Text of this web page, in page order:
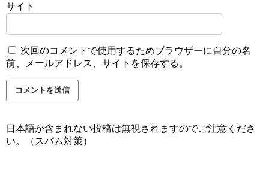
サイト
次回のコメントで使用するためブラウザーに自分の名
前、メールアドレス、サイトを保存する。
日本語が含まれない投稿は無視されますのでご注意くださ
い。（スパム対策）